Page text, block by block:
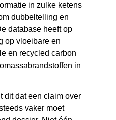
in zulke ketens
dubbeltelling en
database heeft op
op vloeibare en
en recycled carbon
in
dit dat een claim over
vaker moet